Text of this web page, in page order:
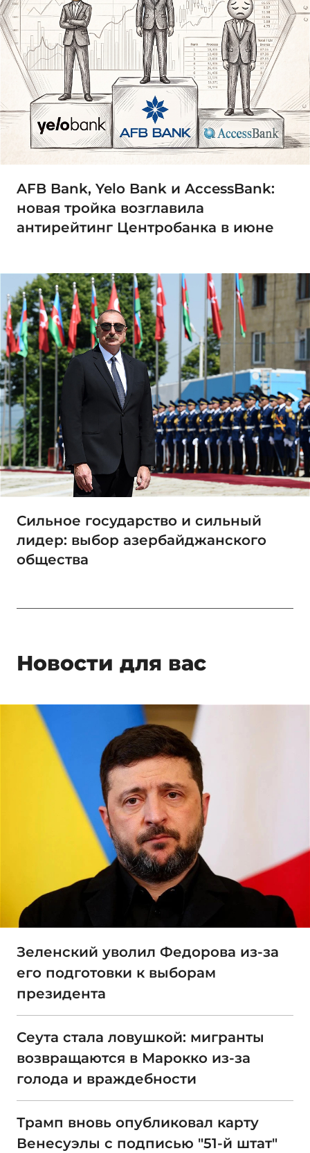
AFB Bank, Yelo Bank и AccessBank:
новая тройка возглавила
антирейтинг Центробанка в июне
Сильное государство и сильный
лидер: выбор азербайджанского
общества
Новости для вас
Зеленский уволил Федорова из-за
его подготовки к выборам
президента
Сеута стала ловушкой: мигранты
возвращаются в Марокко из-за
голода и враждебности
Трамп вновь опубликовал карту
Венесуэлы с подписью "51-й штат"